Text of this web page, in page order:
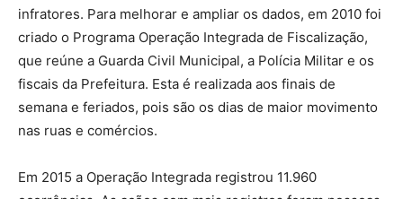
infratores. Para melhorar e ampliar os dados, em 2010 foi
criado o Programa Operação Integrada de Fiscalização,
que reúne a Guarda Civil Municipal, a Polícia Militar e os
fiscais da Prefeitura. Esta é realizada aos finais de
semana e feriados, pois são os dias de maior movimento
nas ruas e comércios.
Em 2015 a Operação Integrada registrou 11.960